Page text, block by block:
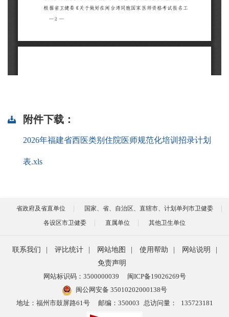
附件下载：
2026年福建省西医类别住院医师规范化培训招录计划
表.xls
省政府及省直单位
国家、省、自治区、直辖市、计划单列市卫健委
各设区市卫健委
直属单位 其他卫生单位
联系我们 评比统计 网站地图 使用帮助 网站说明
免责声明
网站标识码：3500000039
闽ICP备19026269号
闽公网安备 35010202000138号
地址：福州市鼓屏路61号
邮编：350003 总访问量： 135723181